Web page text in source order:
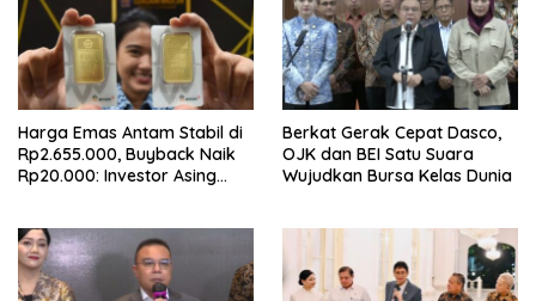
Harga Emas Antam Stabil di
Rp2.655.000, Buyback Naik
Rp20.000: Investor Asing
Berkat Gerak Cepat Dasco,
OJK dan BEI Satu Suara
Wujudkan Bursa Kelas Dunia